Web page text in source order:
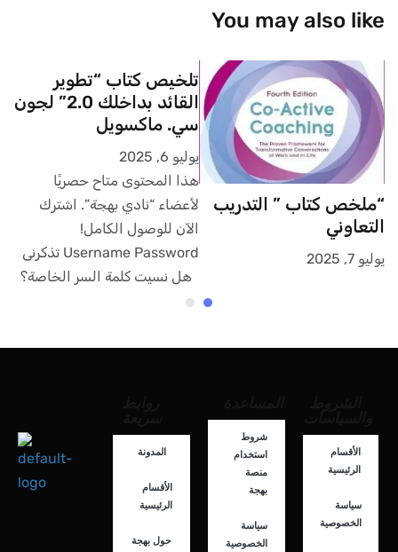
You may also like
“ملخص كتاب ” التدريب
التعاوني
يوليو 7, 2025
تلخيص كتاب “تطوير
القائد بداخلك 2.0” لجون
سي. ماكسويل
يوليو 6, 2025
هذا المحتوى متاح حصريًا
لأعضاء “نادي بهجة”. اشترك
الآن للوصول الكامل!
Username Password تذكرنى
هل نسيت كلمة السر الخاصة؟
المدونة
الأقسام
الرئيسية
حول بهجة
شروط
استخدام
منصة
بهجة
سياسة
الخصوصية
الأقسام
الرئيسية
سياسة
الخصوصية